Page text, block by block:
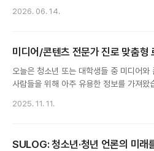
2026. 06. 14.
미디어/콘텐츠 전문가 진로 맞춤형
오늘은 청소년 또는 대학생들 중 미디어
사람들을 위해 아주 유용한 정보를 가져왔
2025. 11. 11.
SULOG: 청소년·청년 언론의 미래